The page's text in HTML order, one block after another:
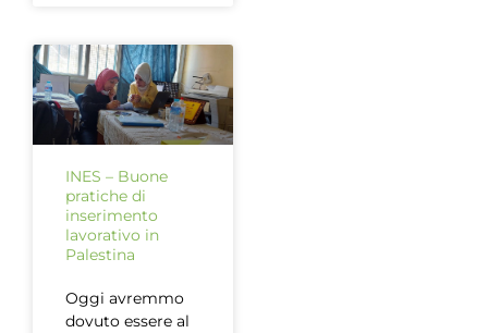
INES – Buone
pratiche di
inserimento
lavorativo in
Palestina
Oggi avremmo
dovuto essere al